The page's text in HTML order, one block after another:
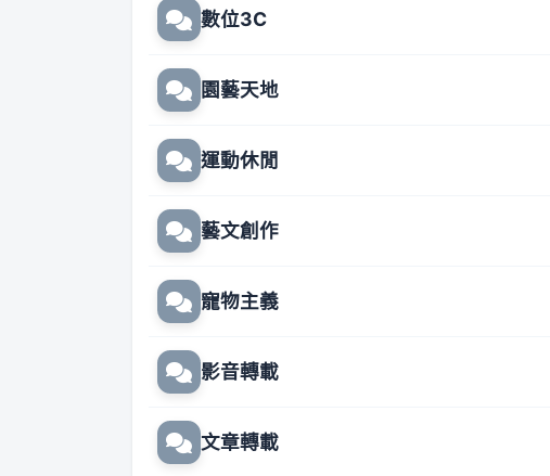
數位3C
園藝天地
運動休閒
藝文創作
寵物主義
影音轉載
文章轉載